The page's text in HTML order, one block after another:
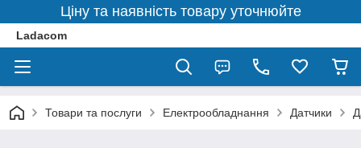
Ціну та наявність товару уточнюйте
Ladacom
Товари та послуги Електрообладнання Датчики